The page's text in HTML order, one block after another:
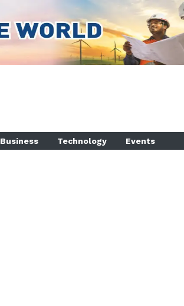
Business Technology Events